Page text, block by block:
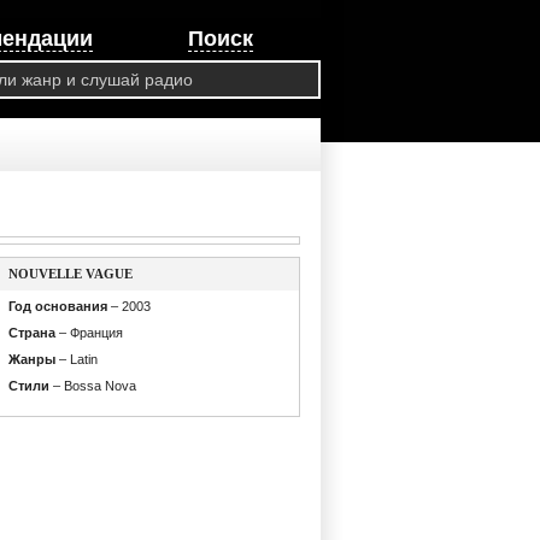
Поиск
NOUVELLE VAGUE
Год основания– 2003
Страна– Франция
Жанры– Latin
Стили – Bossa Nova